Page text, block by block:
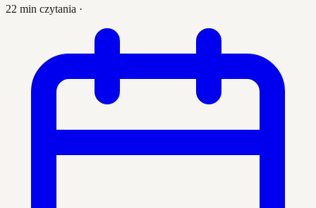
22 min czytania ·